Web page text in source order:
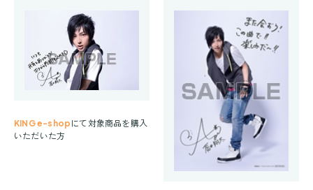
KING e-shop にて対象商品を購入
いただいた方